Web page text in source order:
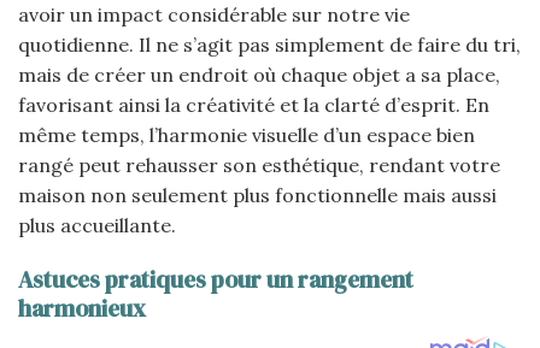
avoir un impact considérable sur notre vie
quotidienne. Il ne s’agit pas simplement de faire du tri,
mais de créer un endroit où chaque objet a sa place,
favorisant ainsi la créativité et la clarté d’esprit. En
même temps, l’harmonie visuelle d’un espace bien
rangé peut rehausser son esthétique, rendant votre
maison non seulement plus fonctionnelle mais aussi
plus accueillante.
Astuces pratiques pour un rangement
harmonieux